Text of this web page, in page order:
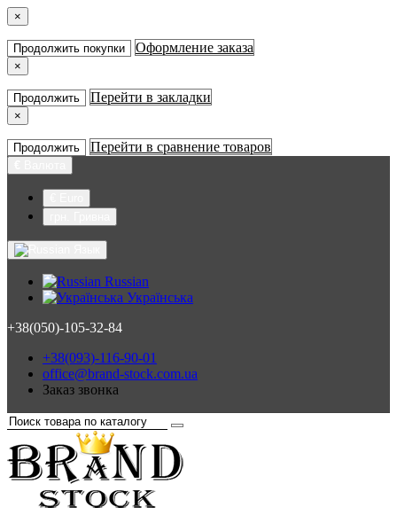
×
Продолжить покупки Оформление заказа
×
Продолжить Перейти в закладки
×
Продолжить Перейти в сравнение товаров
Russian
Українська
+38(050)-105-32-84
+38(093)-116-90-01
office@brand-stock.com.ua
Заказ звонка